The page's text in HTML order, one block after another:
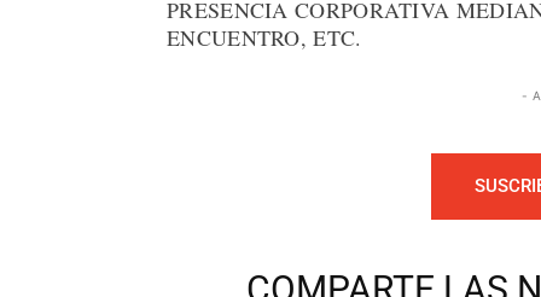
PRESENCIA CORPORATIVA
ENCUENTRO, ETC.
-